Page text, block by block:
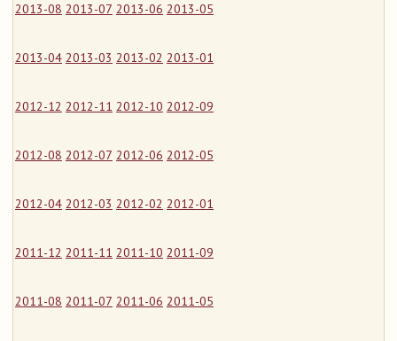
2013-08 2013-07 2013-06 2013-05
2013-04 2013-03 2013-02 2013-01
2012-12 2012-11 2012-10 2012-09
2012-08 2012-07 2012-06 2012-05
2012-04 2012-03 2012-02 2012-01
2011-12 2011-11 2011-10 2011-09
2011-08 2011-07 2011-06 2011-05